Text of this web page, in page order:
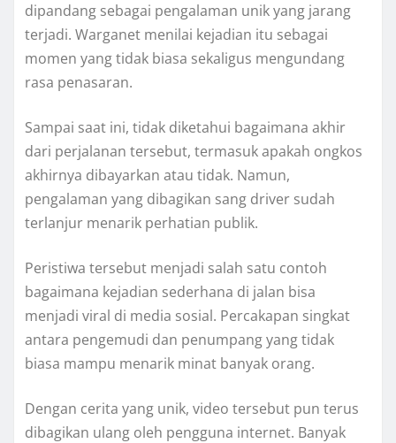
dipandang sebagai pengalaman unik yang jarang
terjadi. Warganet menilai kejadian itu sebagai
momen yang tidak biasa sekaligus mengundang
rasa penasaran.
Sampai saat ini, tidak diketahui bagaimana akhir
dari perjalanan tersebut, termasuk apakah ongkos
akhirnya dibayarkan atau tidak. Namun,
pengalaman yang dibagikan sang driver sudah
terlanjur menarik perhatian publik.
Peristiwa tersebut menjadi salah satu contoh
bagaimana kejadian sederhana di jalan bisa
menjadi viral di media sosial. Percakapan singkat
antara pengemudi dan penumpang yang tidak
biasa mampu menarik minat banyak orang.
Dengan cerita yang unik, video tersebut pun terus
dibagikan ulang oleh pengguna internet. Banyak